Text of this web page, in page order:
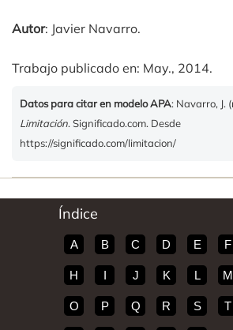
Autor: Javier Navarro.
Trabajo publicado en: May., 2014.
Datos para citar en modelo APA: Navarro, J.
Limitación. Significado.com. Desde
https://significado.com/limitacion/
Índice
A B C D E F
H I J K L M
O P Q R S T